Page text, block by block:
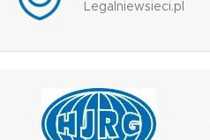
Legalniewsieci.pl